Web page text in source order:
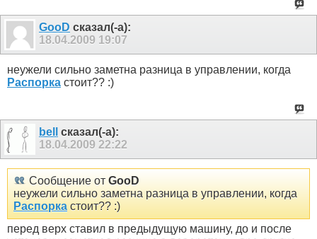
GooD сказал(-а):
18.04.2009 19:07
неужели сильно заметна разница в управлении, когда
Распорка стоит?? :)
bell
сказал(-а):
18.04.2009 22:22
Сообщение от GooD
неужели сильно заметна разница в управлении, когда
Распорка стоит?? :)
перед верх ставил в предыдущую машину, до и после